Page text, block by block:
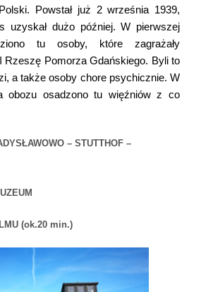
Powstał już 2 września 1939,
uzyskał dużo później. W pierwszej
tu osoby, które zagrażały
Rzeszę Pomorza Gdańskiego. Byli to
a także osoby chore psychicznie. W
obozu osadzono tu więźniów z co
– STUTTHOF –
(ok.20 min.)